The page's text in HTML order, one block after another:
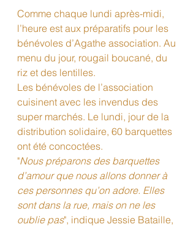
Comme chaque lundi après-midi,
l’heure est aux préparatifs pour les
bénévoles d’Agathe association. Au
menu du jour, rougail boucané, du
riz et des lentilles.
Les bénévoles de l’association
cuisinent avec les invendus des
super marchés. Le lundi, jour de la
distribution solidaire, 60 barquettes
ont été concoctées.
"Nous préparons des barquettes
d’amour que nous allons donner à
ces personnes qu’on adore. Elles
sont dans la rue, mais on ne les
oublie pas", indique Jessie Bataille,